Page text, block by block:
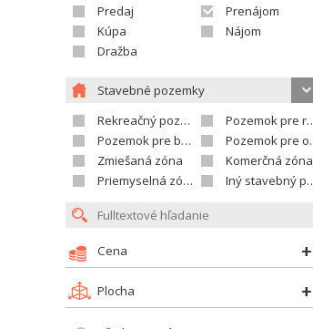
Predaj
Prenájom
Kúpa
Nájom
Dražba
Stavebné pozemky
Rekreačný pozemok
Pozemok pre rodinné domy
Pozemok pre bytovú výstavbu
Pozemok pre občian.vybavenosť
Zmiešaná zóna
Komerčná zóna
Priemyselná zóna
Iný stavebný pozemok
Cena
Plocha